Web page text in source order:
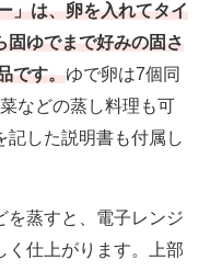
」は、卵を入れてタイ
固ゆでまで好みの固さ
です。ゆで卵は7個同
などの蒸し料理も可
記した説明書も付属し
蒸すと、電子レンジ
く仕上がります。上部